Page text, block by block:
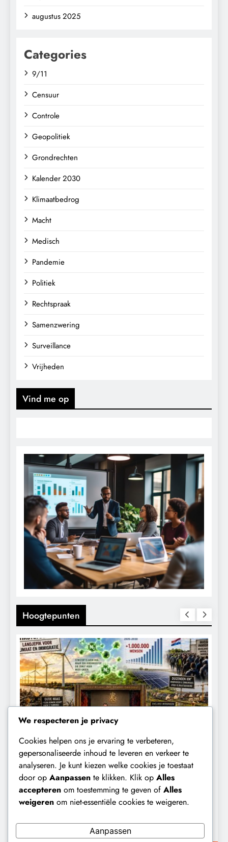
augustus 2025
Categories
9/11
Censuur
Controle
Geopolitiek
Grondrechten
Kalender 2030
Klimaatbedrog
Macht
Medisch
Pandemie
Politiek
Rechtspraak
Samenzwering
Surveillance
Vrijheden
Vind me op
Hoogtepunten
GEOPOLITIEK
waarschuwde al in 2020:
is landjepik voor klimaat
Waarom
We respecteren je privacy
Cookies helpen ons je ervaring te verbeteren,
gepersonaliseerde inhoud te leveren en verkeer te
analyseren. Je kunt kiezen welke cookies je toestaat
door op Aanpassen te klikken. Klik op Alles
accepteren om toestemming te geven of Alles
weigeren om niet-essentiële cookies te weigeren.
Aanpassen